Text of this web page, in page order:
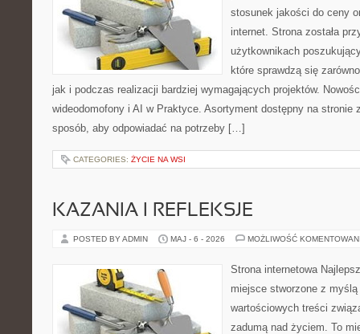
stosunek jakości do ceny
internet. Strona została
użytkownikach
które sprawdzą się
jak i podczas realizacji bardziej wymagających projektów.
wideodomofony i AI w Praktyce. Asortyment dostępny na stronie
sposób, aby odpowiadać na potrzeby […]
CATEGORIES: ŻYCIE NA WSI
KAZANIA I REFLEKSJE
POSTED BY ADMIN MAJ - 6 - 2026 MOŻLIWOŚĆ
Strona internetowa
miejsce stworzone z
wartościowych treści
zadumą nad życiem. To